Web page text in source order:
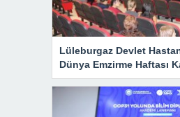
Lüleburgaz Devlet
Dünya Emzirme Haftası